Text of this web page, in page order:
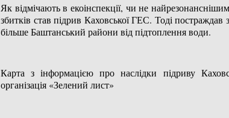
Як відмічають в екоінспекції, чи не
збитків став підрив Каховської ГЕС. Тоді
більше Баштанський райони від підтоплення води.
Карта з інформацією про наслідки підриву
організація «Зелений лист»